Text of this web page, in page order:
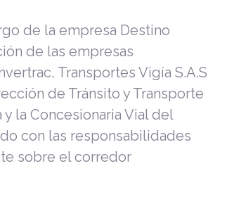
de la empresa Destino
de las empresas
Transportes Vigía S.A.S
de Tránsito y Transporte
la Concesionaria Vial del
con las responsabilidades
sobre el corredor